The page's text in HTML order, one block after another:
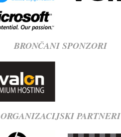
BRONČANI SPONZORI
ORGANIZACIJSKI PARTNERI